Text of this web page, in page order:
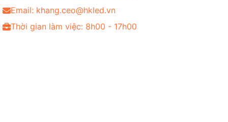
Email: khang.ceo@hkled.vn
Thời gian làm việc: 8h00 - 17h00